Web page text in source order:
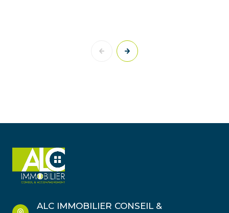
ALC IMMOBILIER CONSEIL &